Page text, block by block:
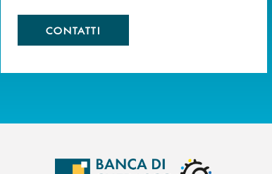
CONTATTI